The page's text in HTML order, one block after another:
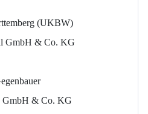
(UKBW)
GmbH & Co. KG
GmbH & Co. KG